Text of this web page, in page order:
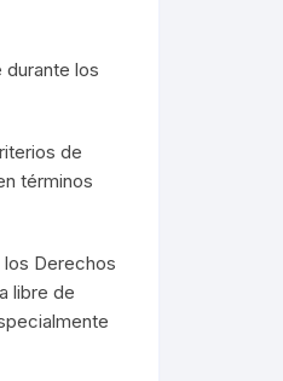
durante los
de
términos
los Derechos
libre de